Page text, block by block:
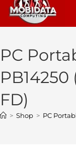
PC
PB14250
FD)
> Shop > PC